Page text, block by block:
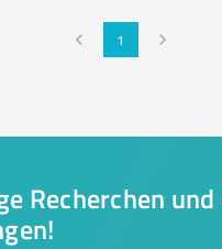
1
Recherchen